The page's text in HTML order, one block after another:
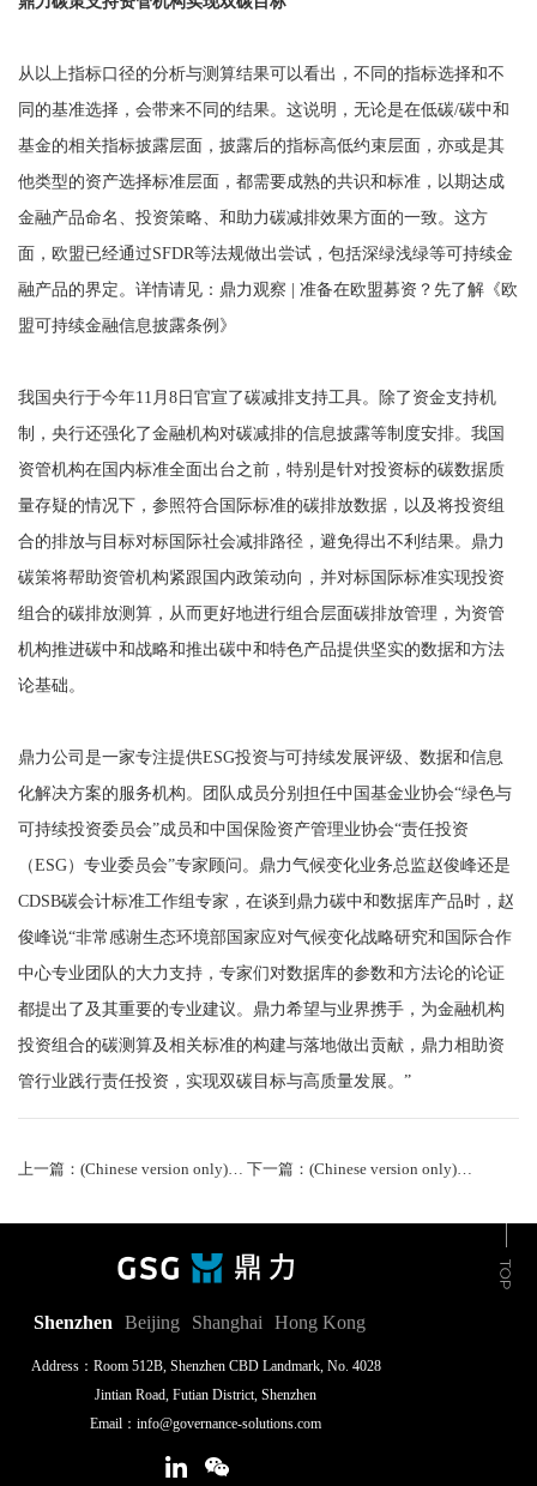
从以上指标口径的分析与测算结果可以看出，不同的指标选择和不
同的基准选择，会带来不同的结果。这说明，无论是在低碳/碳中和
基金的相关指标披露层面，披露后的指标高低约束层面，亦或是其
他类型的资产选择标准层面，都需要成熟的共识和标准，以期达成
金融产品命名、投资策略、和助力碳减排效果方面的一致。这方
面，欧盟已经通过SFDR等法规做出尝试，包括深绿浅绿等可持续金
融产品的界定。详情请见：鼎力观察 | 准备在欧盟募资？先了解《欧
盟可持续金融信息披露条例》
我国央行于今年11月8日官宣了碳减排支持工具。除了资金支持机
制，央行还强化了金融机构对碳减排的信息披露等制度安排。我国
资管机构在国内标准全面出台之前，特别是针对投资标的碳数据质
量存疑的情况下，参照符合国际标准的碳排放数据，以及将投资组
合的排放与目标对标国际社会减排路径，避免得出不利结果。鼎力
碳策将帮助资管机构紧跟国内政策动向，并对标国际标准实现投资
组合的碳排放测算，从而更好地进行组合层面碳排放管理，为资管
机构推进碳中和战略和推出碳中和特色产品提供坚实的数据和方法
论基础。
鼎力公司是一家专注提供ESG投资与可持续发展评级、数据和信息
化解决方案的服务机构。团队成员分别担任中国基金业协会“绿色与
可持续投资委员会”成员和中国保险资产管理业协会“责任投资
（ESG）专业委员会”专家顾问。鼎力气候变化业务总监赵俊峰还是
CDSB碳会计标准工作组专家，在谈到鼎力碳中和数据库产品时，赵
俊峰说“非常感谢生态环境部国家应对气候变化战略研究和国际合作
中心专业团队的大力支持，专家们对数据库的参数和方法论的论证
都提出了及其重要的专业建议。鼎力希望与业界携手，为金融机构
投资组合的碳测算及相关标准的构建与落地做出贡献，鼎力相助资
管行业践行责任投资，实现双碳目标与高质量发展。”
上一篇：(Chinese version only)鼎力参与深圳绿色金融及可持续发展系列论坛 建言环境信披 下一篇：(Chinese version only)ESG咨询机构「鼎力公司」获得好买财富股权投资，将共同拓展金融机构ESG领域合作
Shenzhen Beijing Shanghai Hong Kong
Address：Room 512B, Shenzhen CBD Landmark, No. 4028
Jintian Road, Futian District, Shenzhen
Email：info@governance-solutions.com